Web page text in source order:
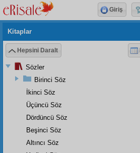
Kitaplar
Hepsini Daralt
Sözler
Birinci Söz
İkinci Söz
Üçüncü Söz
Dördüncü Söz
Beşinci Söz
Altıncı Söz
Giriş